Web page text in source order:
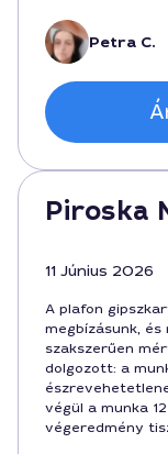
közben sem
Nagyon
Petra C.
Piroska
11 Június 2026
A plafon
megbízásunk,
szakszerűen
dolgozott: a
végül a munka
végeredmény